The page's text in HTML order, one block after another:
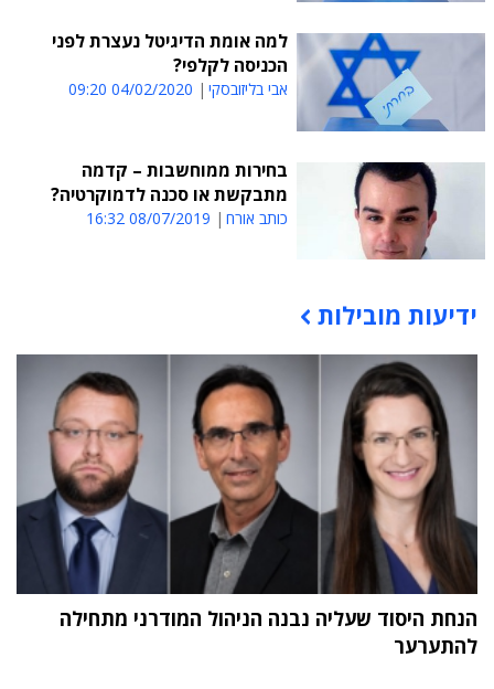
למה אומת הדיגיטל נעצרת לפני
הכניסה לקלפי?
אבי בליזובסקי 04/02/2020 09:20
בחירות ממוחשבות – קדמה
מתבקשת או סכנה לדמוקרטיה?
כותב אורח 08/07/2019 16:32
תוכן פרסומי
ידיעות מובילות
הנחת היסוד שעליה נבנה הניהול המודרני מתחילה
להתערער